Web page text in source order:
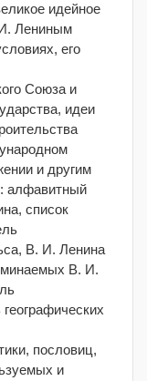
идейное
И. Лениным
его
Союза и
идеи
и другим
алфавитный
список
В. И. Ленина
В. И.
пословиц,
и